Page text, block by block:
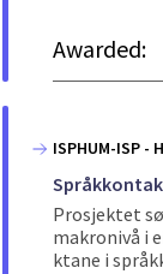
Awarded:
ISPHUM-ISP -
Prosjektet
makronivå i
ktane i